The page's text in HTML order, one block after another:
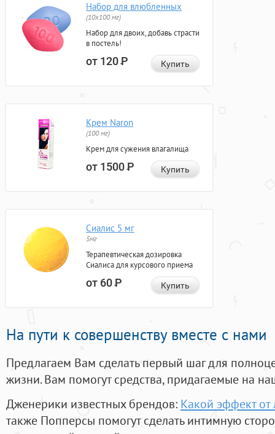
Набор для влюбленных
(10х100 мг)
Набор для двоих, добавь страсти
в постель!
от 120Р Купить
Крем Naron
(100 мг)
Крем для сужения влагалища
от 1500Р Купить
Сиалис 5 мг
5мг
Терапевтическая дозировка
Сиалиса для курсового приема
от 60Р Купить
На пути к совершенству вместе с нами
Предлагаем Вам сделать первый шаг для
жизни. Вам помогут средства, придагаемые на
Дженерики известных брендов: Какой эффект от
также Попперсы помогут сделать интимную